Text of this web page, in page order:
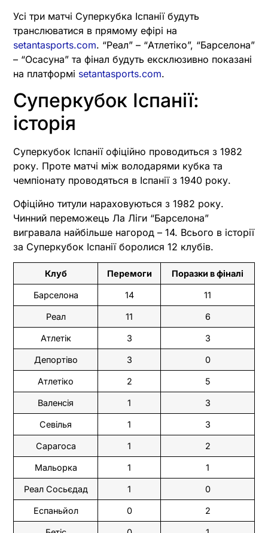
Усі три матчі Суперкубка Іспанії будуть
транслюватися в прямому ефірі на
setantasports.com. “Реал” – “Атлетіко”, “Барселона”
– “Осасуна” та фінал будуть ексклюзивно показані
на платформі setantasports.com.
Суперкубок Іспанії:
історія
Суперкубок Іспанії офіційно проводиться з 1982
року. Проте матчі між володарями кубка та
чемпіонату проводяться в Іспанії з 1940 року.
Офіційно титули нараховуються з 1982 року.
Чинний переможець Ла Ліги “Барселона”
вигравала найбільше нагород – 14. Всього в історії
за Суперкубок Іспанії боролися 12 клубів.
Клуб Перемоги Поразки в фіналі
Барселона 14 11
Реал 11 6
Атлетік 3 3
Депортіво 3 0
Атлетіко 2 5
Валенсія 1 3
Севілья 1 3
Сарагоса 1 2
Мальорка 1 1
Реал Сосьєдад 1 0
Еспаньйол 0 2